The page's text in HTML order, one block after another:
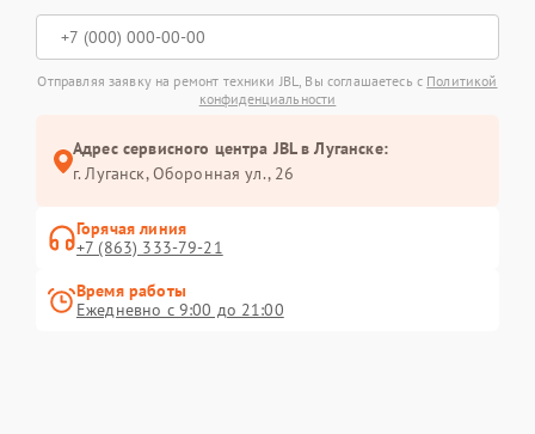
Отправляя заявку на ремонт техники JBL, Вы соглашаетесь с Политикой
конфиденциальности
Адрес сервисного центра JBL в Луганске:
г. Луганск, Оборонная ул., 26
Горячая линия
+7 (863) 333-79-21
Время работы
Ежедневно с 9:00 до 21:00